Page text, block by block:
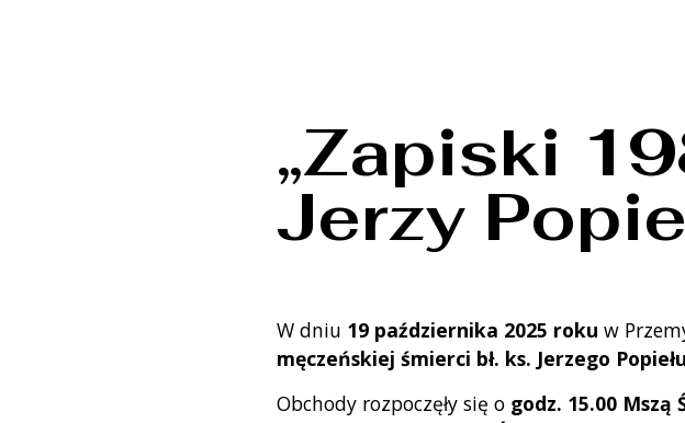
„Zapiski
Jerzy
W dniu 19 października 2025 roku w
męczeńskiej śmierci bł. ks. Jerzego
Obchody rozpoczęły się o godz. 15.00 Mszą